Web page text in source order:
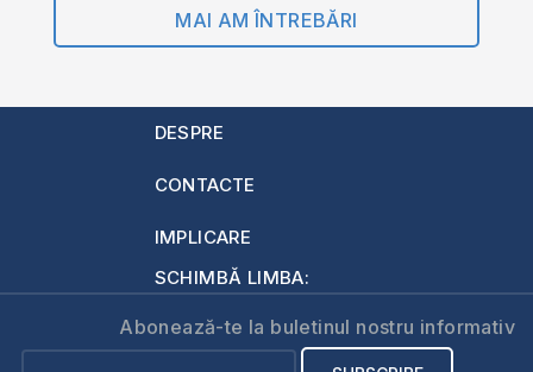
MAI AM ÎNTREBĂRI
DESPRE
CONTACTE
IMPLICARE
SCHIMBĂ LIMBA:
Abonează-te la buletinul nostru informativ